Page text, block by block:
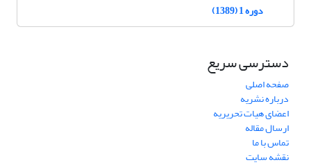
دوره 1 (1389)
دسترسی سریع
صفحه اصلی
درباره نشریه
اعضای هیات تحریریه
ارسال مقاله
تماس با ما
نقشه سایت